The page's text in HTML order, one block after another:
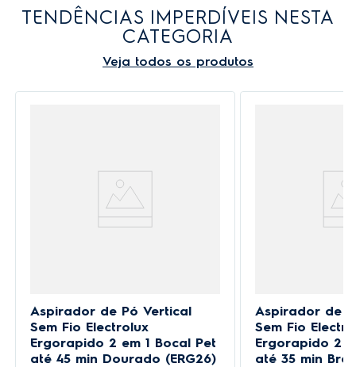
TENDÊNCIAS IMPERDÍVEIS NESTA
CATEGORIA
Veja todos os produtos
Aspirador de Pó Vertical
Sem Fio Electrolux
Ergorapido 2 em 1 Bocal Pet
até 45 min Dourado (ERG26)
Aspirador de
Sem Fio
Ergorapido 2
até 35 min